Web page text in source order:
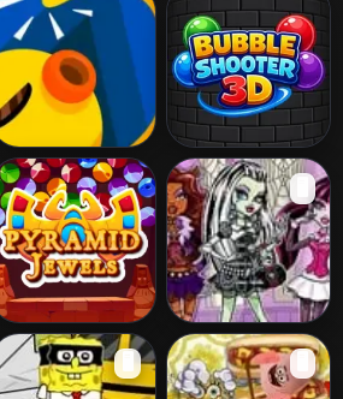
Tako Bubble Bubble Shooter
3D
Pyramid Jewels Monster High
Bubbles